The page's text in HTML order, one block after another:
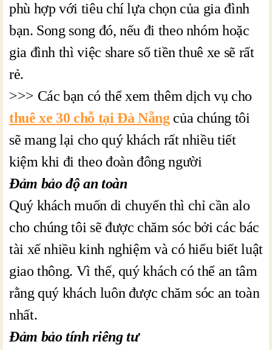
phù hợp với tiêu chí lựa chọn của gia đình
bạn. Song song đó, nếu đi theo nhóm hoặc
gia đình thì việc share số tiền thuê xe sẽ rất
rẻ.
>>> Các bạn có thể xem thêm dịch vụ cho
thuê xe 30 chỗ tại Đà Nẵngcủa chúng tôi
sẽ mang lại cho quý khách rất nhiều tiết
kiệm khi đi theo đoàn đông người
Đảm bảo độ an toàn
Quý khách muốn di chuyển thì chỉ cần alo
cho chúng tôi sẽ được chăm sóc bởi các bác
tài xế nhiều kinh nghiệm và có hiểu biết luật
giao thông. Vì thế, quý khách có thể an tâm
rằng quý khách luôn được chăm sóc an toàn
nhất.
Đảm bảo tính riêng tư